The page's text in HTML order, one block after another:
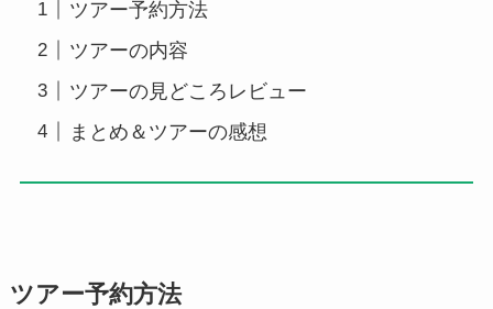
ツアー予約方法
ツアーの内容
ツアーの見どころレビュー
まとめ＆ツアーの感想
ツアー予約方法